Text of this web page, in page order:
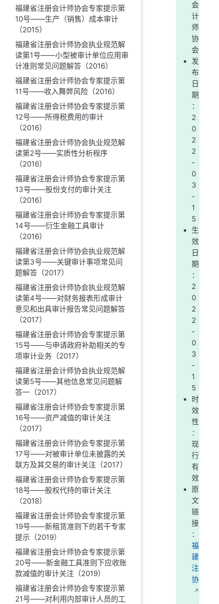
福建省注册会计师协会专家提示第
10号——生产（销售）成本审计
（2015）
福建省注册会计师协会执业规范解
读第1号——小型被审计单位应用审
计准则常见问题解答（2016）
福建省注册会计师协会专家提示第
11号——收入舞弊风险（2016）
福建省注册会计师协会专家提示第
12号——所得税费用的审计
（2016）
福建省注册会计师协会执业规范解
读第2号——实质性分析程序
（2016）
福建省注册会计师协会专家提示第
13号——股份支付的审计关注
（2016）
福建省注册会计师协会专家提示第
14号——衍生金融工具审计
（2016）
福建省注册会计师协会执业规范解
读第3号——关键审计事项常见问
题解答（2017）
福建省注册会计师协会执业规范解
读第4号——对财务报表形成审计
意见和出具审计报告常见问题解答
（2017）
福建省注册会计师协会专家提示第
15号——与申请政府补助相关的专
项审计业务（2017）
福建省注册会计师协会执业规范解
读第5号——其他信息常见问题解
答一（2017）
福建省注册会计师协会专家提示第
16号——资产减值的审计关注
（2017）
福建省注册会计师协会专家提示第
17号——对被审计单位未披露的关
联方及其交易的审计关注（2017）
福建省注册会计师协会专家提示第
18号——股权代持的审计关注
（2018）
福建省注册会计师协会专家提示第
19号——新租赁准则下的若干专家
提示（2019）
福建省注册会计师协会专家提示第
20号——新金融工具准则下应收账
款减值的审计关注（2019）
福建省注册会计师协会专家提示第
21号——对利用内部审计人员的工
会
计
师
协
会
发
布
日
期
：
2
0
2
2
-
0
3
-
1
5
生
效
日
期
：
2
0
2
2
-
0
3
-
1
5
时
效
性
：
现
行
有
效
原
文
链
接
：
福
建
注
协